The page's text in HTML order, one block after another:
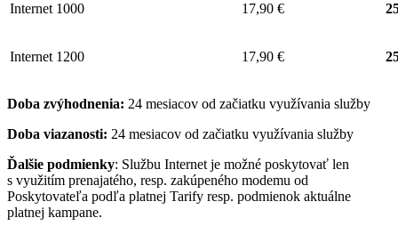
Internet 1000 17,90 €
Internet 1200 17,90 €
Doba zvýhodnenia: 24 mesiacov od začiatku využívania služby
Doba viazanosti: 24 mesiacov od začiatku využívania služby
Ďalšie podmienky: Službu Internet je možné poskytovať len
s využitím prenajatého, resp. zakúpeného modemu od
Poskytovateľa podľa platnej Tarify resp. podmienok aktuálne
platnej kampane.